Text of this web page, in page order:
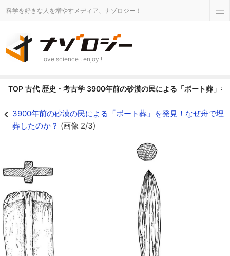
科学を好きな人を増やすメディア、ナゾロジー！
Love science , enjoy !
TOP 古代 歴史・考古学 3900年前の砂漠の民による「ボート葬」
3900年前の砂漠の民による「ボート葬」を発見！なぜ舟で埋
葬したのか？ (画像 2/3)